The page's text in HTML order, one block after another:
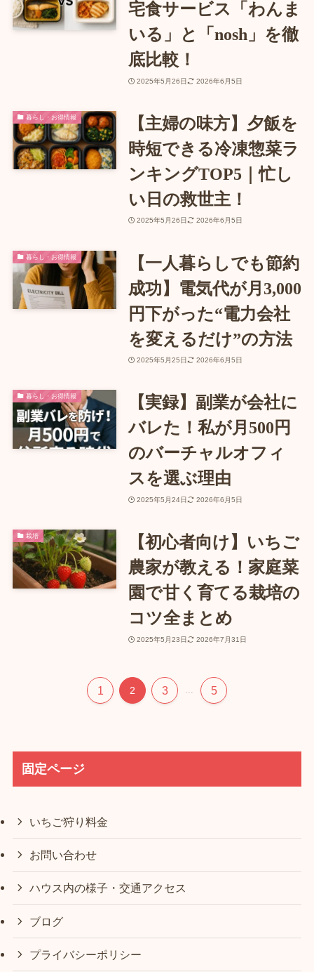
宅食サービス「わんま
いる」と「nosh」を徹
底比較！
2025年5月26日 2026年6月5日
暮らし・お得情報
【主婦の味方】夕飯を
時短できる冷凍惣菜ラ
ンキングTOP5｜忙し
い日の救世主！
2025年5月26日 2026年6月5日
暮らし・お得情報
【一人暮らしでも節約
成功】電気代が月3,000
円下がった“電力会社
を変えるだけ”の方法
2025年5月25日 2026年6月5日
暮らし・お得情報
【実録】副業が会社に
バレた！私が月500円
のバーチャルオフィ
スを選ぶ理由
2025年5月24日 2026年6月5日
栽培
【初心者向け】いちご
農家が教える！家庭菜
園で甘く育てる栽培の
コツ全まとめ
2025年5月23日 2026年7月31日
1 2 3 ... 5
固定ページ
いちご狩り料金
お問い合わせ
ハウス内の様子・交通アクセス
ブログ
プライバシーポリシー